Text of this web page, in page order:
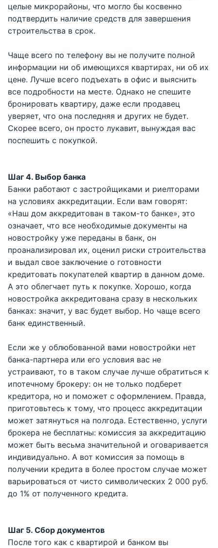
целые микрорайоны, что могло бы косвенно
подтвердить наличие средств для завершения
строительства в срок.
Чаще всего по телефону вы не получите полной
информации ни об имеющихся квартирах, ни об их
цене. Лучше всего подъехать в офис и выяснить
все подробности на месте. Однако не спешите
бронировать квартиру, даже если продавец
уверяет, что она последняя и других не будет.
Скорее всего, он просто лукавит, вынуждая вас
поспешить с покупкой.
Шаг 4. Выбор банка
Банки работают с застройщиками и риелторами
на условиях аккредитации. Если вам говорят:
«Наш дом аккредитован в таком-то банке», это
означает, что все необходимые документы на
новостройку уже переданы в банк, он
проанализировал их, оценил риски строительства
и выдал свое заключение о готовности
кредитовать покупателей квартир в данном доме.
А это облегчает путь к покупке. Хорошо, когда
новостройка аккредитована сразу в нескольких
банках: значит, у вас будет выбор. Но чаще всего
банк единственный.
Если же у облюбованной вами новостройки нет
банка-партнера или его условия вас не
устраивают, то в таком случае лучше обратиться к
ипотечному брокеру: он не только подберет
кредитора, но и поможет с оформлением. Правда,
приготовьтесь к тому, что процесс аккредитации
может затянуться на полгода. Естественно, услуги
брокера не бесплатны: комиссия за аккредитацию
может быть весьма значительной и оговаривается
индивидуально. А вот комиссия за помощь в
получении кредита в более простом случае может
варьироваться от чисто символических 2 000 руб.
до 1% от полученного кредита.
Шаг 5. Сбор документов
После того как с квартирой и банком вы